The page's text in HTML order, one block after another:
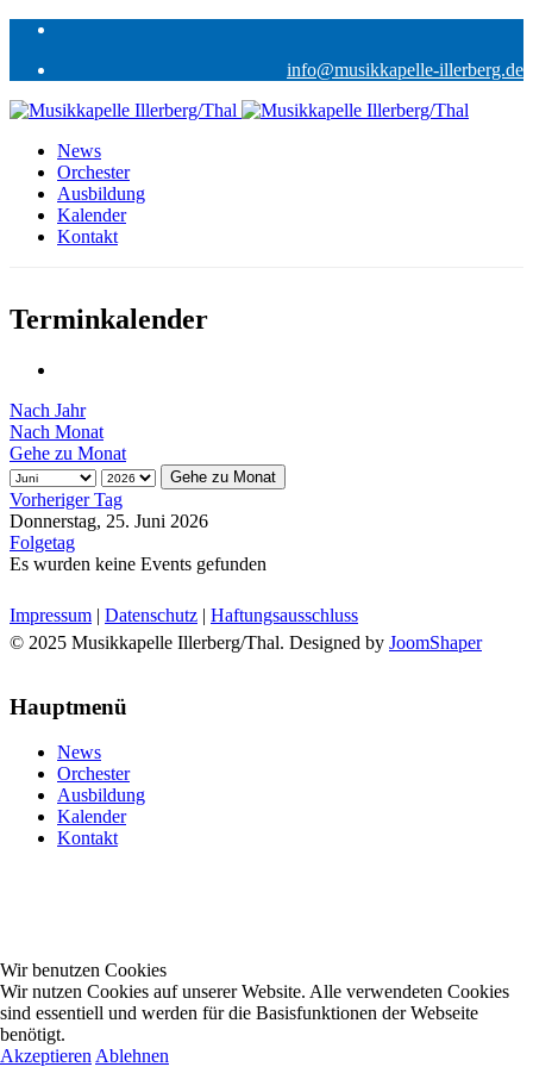
info@musikkapelle-illerberg.de
News
Orchester
Ausbildung
Kalender
Kontakt
Terminkalender
Nach Jahr
Nach Monat
Gehe zu Monat
Gehe zu Monat
Vorheriger Tag
Donnerstag, 25. Juni 2026
Folgetag
Es wurden keine Events gefunden
Impressum | Datenschutz | Haftungsausschluss
© 2025 Musikkapelle Illerberg/Thal. Designed by JoomShaper
Hauptmenü
News
Orchester
Ausbildung
Kalender
Kontakt
Wir benutzen Cookies
Wir nutzen Cookies auf unserer Website. Alle verwendeten Cookies
sind essentiell und werden für die Basisfunktionen der Webseite
benötigt.
Akzeptieren Ablehnen